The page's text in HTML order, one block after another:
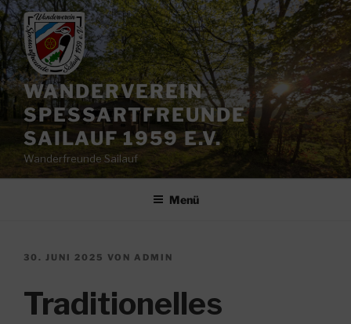
Zum
Inhalt
springen
WANDERVEREIN
SPESSARTFREUNDE
SAILAUF 1959 E.V.
Wanderfreunde Sailauf
Menü
VERÖFFENTLICHT
30. JUNI 2025 VON ADMIN
Traditionelles